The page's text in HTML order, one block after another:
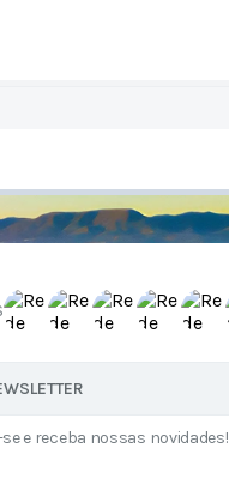
e receba nossas novidades!